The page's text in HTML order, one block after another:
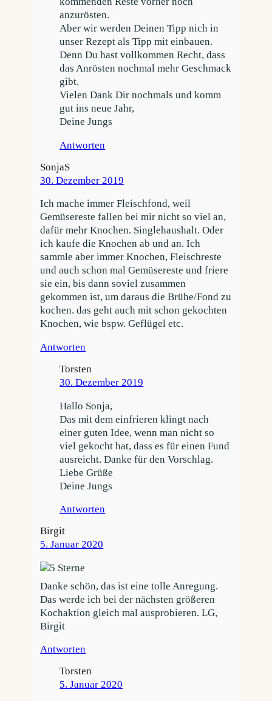
anzurösten.
Aber wir werden Deinen Tipp nich in
unser Rezept als Tipp mit einbauen.
Denn Du hast vollkommen Recht, dass
das Anrösten nochmal mehr Geschmack
gibt.
Vielen Dank Dir nochmals und komm
gut ins neue Jahr,
Deine Jungs
Antworten
SonjaS
30. Dezember 2019
Ich mache immer Fleischfond, weil
Gemüsereste fallen bei mir nicht so viel an,
dafür mehr Knochen. Singlehaushalt. Oder
ich kaufe die Knochen ab und an. Ich
sammle aber immer Knochen, Fleischreste
und auch schon mal Gemüsereste und friere
sie ein, bis dann soviel zusammen
gekommen ist, um daraus die Brühe/Fond zu
kochen. das geht auch mit schon gekochten
Knochen, wie bspw. Geflügel etc.
Antworten
Torsten
30. Dezember 2019
Hallo Sonja,
Das mit dem einfrieren klingt nach
einer guten Idee, wenn man nicht so
viel gekocht hat, dass es für einen Fund
ausreicht. Danke für den Vorschlag.
Liebe Grüße
Deine Jungs
Antworten
Birgit
5. Januar 2020
Danke schön, das ist eine tolle Anregung.
Das werde ich bei der nächsten größeren
Kochaktion gleich mal ausprobieren. LG,
Birgit
Antworten
Torsten
5. Januar 2020